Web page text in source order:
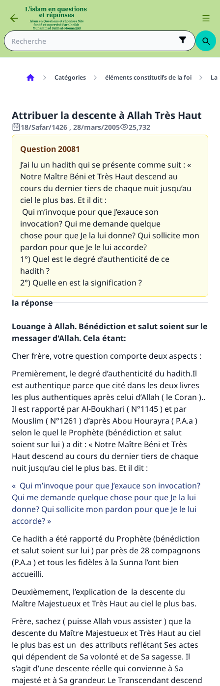
Catégories éléments constitutifs de la foi La
Attribuer la descente à Allah Très Haut
18/Safar/1426 , 28/mars/2005 25,732
Question20081
J’ai lu un hadith qui se présente comme suit : «
Notre Maître Béni et Très Haut descend au
cours du dernier tiers de chaque nuit jusqu’au
ciel le plus bas. Et il dit :
Qui m’invoque pour que J’exauce son
invocation? Qui me demande quelque
chose pour que Je la lui donne? Qui sollicite mon
pardon pour que Je le lui accorde?
1°) Quel est le degré d’authenticité de ce
hadith ?
2°) Quelle en est la signification ?
la réponse
Louange à Allah. Bénédiction et salut soient sur le
messager d'Allah. Cela étant:
Cher frère, votre question comporte deux aspects :
Premièrement, le degré d’authenticité du hadith.Il
est authentique parce que cité dans les deux livres
les plus authentiques après celui d’Allah ( le Coran )..
Il est rapporté par Al-Boukhari ( N°1145 ) et par
Mouslim ( N°1261 ) d’après Abou Hourayra ( P.A.a )
selon le quel le Prophète (bénédiction et salut
soient sur lui ) a dit : « Notre Maître Béni et Très
Haut descend au cours du dernier tiers de chaque
nuit jusqu’au ciel le plus bas. Et il dit :
Qui m’invoque pour que J’exauce son invocation?
Qui me demande quelque chose pour que Je la lui
donne? Qui sollicite mon pardon pour que Je le lui
accorde?
Ce hadith a été rapporté du Prophète (bénédiction
et salut soient sur lui ) par près de 28 compagnons
(P.A.a ) et tous les fidèles à la Sunna l’ont bien
accueilli.
Deuxièmement, l’explication de la descente du
Maître Majestueux et Très Haut au ciel le plus bas.
Frère, sachez ( puisse Allah vous assister ) que la
descente du Maître Majestueux et Très Haut au ciel
le plus bas est un des attributs reflétant Ses actes
qui dépendent de Sa volonté et de Sa sagesse. Il
s’agit d’une descente réelle qui convienne à Sa
majesté et à Sa grandeur. Le Transcendant descend